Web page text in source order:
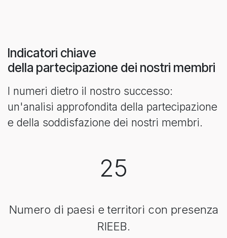
Indicatori chiave
della partecipazione dei nostri membri
I numeri dietro il nostro successo:
un'analisi approfondita della partecipazione
e della soddisfazione dei nostri membri.
25
Numero di paesi e territori con presenza
RIEEB.